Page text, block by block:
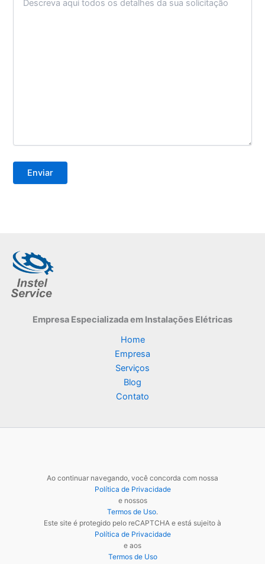
Empresa Especializadaem Instalações Elétricas
Home
Empresa
Serviços
Blog
Contato
Ao continuar navegando, você concorda com nossa
Política de Privacidade
e nossos
Termos de Uso.
Este site é protegido pelo reCAPTCHA e está sujeito à
Política de Privacidade
e aos
Termos de Uso